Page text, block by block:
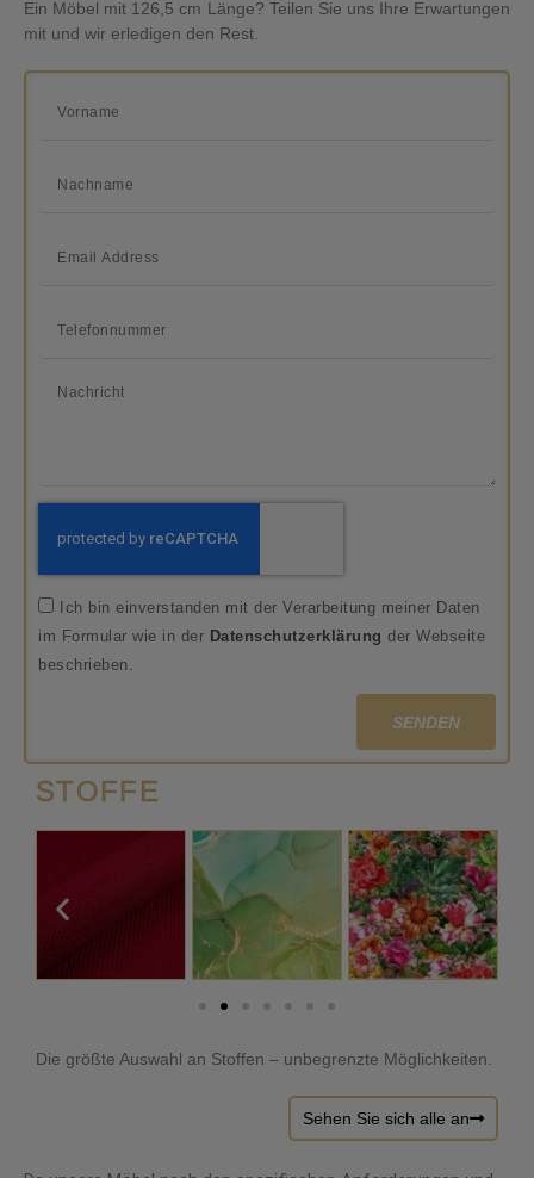
Ein Möbel mit 126,5 cm Länge? Teilen Sie uns Ihre Erwartungen
mit und wir erledigen den Rest.
Ich bin einverstanden mit der Verarbeitung meiner Daten
im Formular wie in der Datenschutzerklärung der Webseite
beschrieben.
SENDEN
STOFFE
Die größte Auswahl an Stoffen – unbegrenzte Möglichkeiten.
Sehen Sie sich alle an